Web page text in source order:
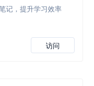
记，提升学习效率
访问